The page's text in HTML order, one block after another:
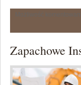
Zapachowe